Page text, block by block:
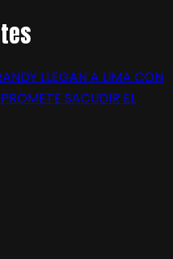
LLEGAN A LIMA CON
SACUDIR EL